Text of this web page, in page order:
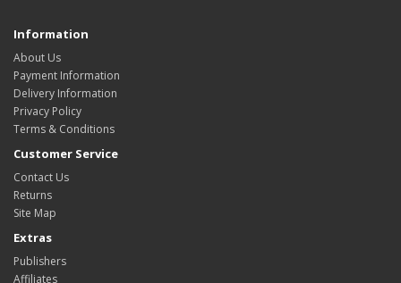
Information
About Us
Payment Information
Delivery Information
Privacy Policy
Terms & Conditions
Customer Service
Contact Us
Returns
Site Map
Extras
Publishers
Affiliates